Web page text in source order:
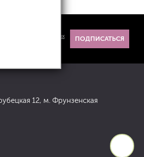
12, м. Фрунзенская
персональных
ПОДПИСАТЬСЯ